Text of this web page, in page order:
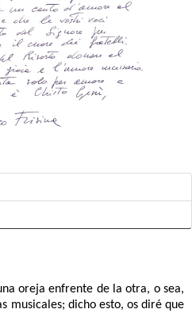
ENLACES
INTRANET
oreja enfrente de la otra, o sea,
musicales; dicho esto, os diré que